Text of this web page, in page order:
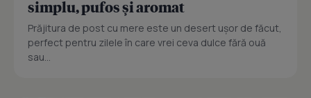
simplu, pufos și aromat
Prăjitura de post cu mere este un desert ușor de făcut,
perfect pentru zilele în care vrei ceva dulce fără ouă
sau...